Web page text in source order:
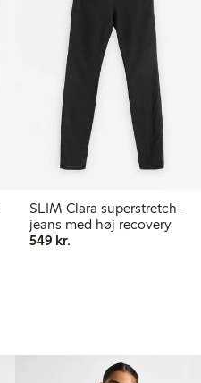
SLIM Clara superstretch-
jeans med høj recovery
549 kr.